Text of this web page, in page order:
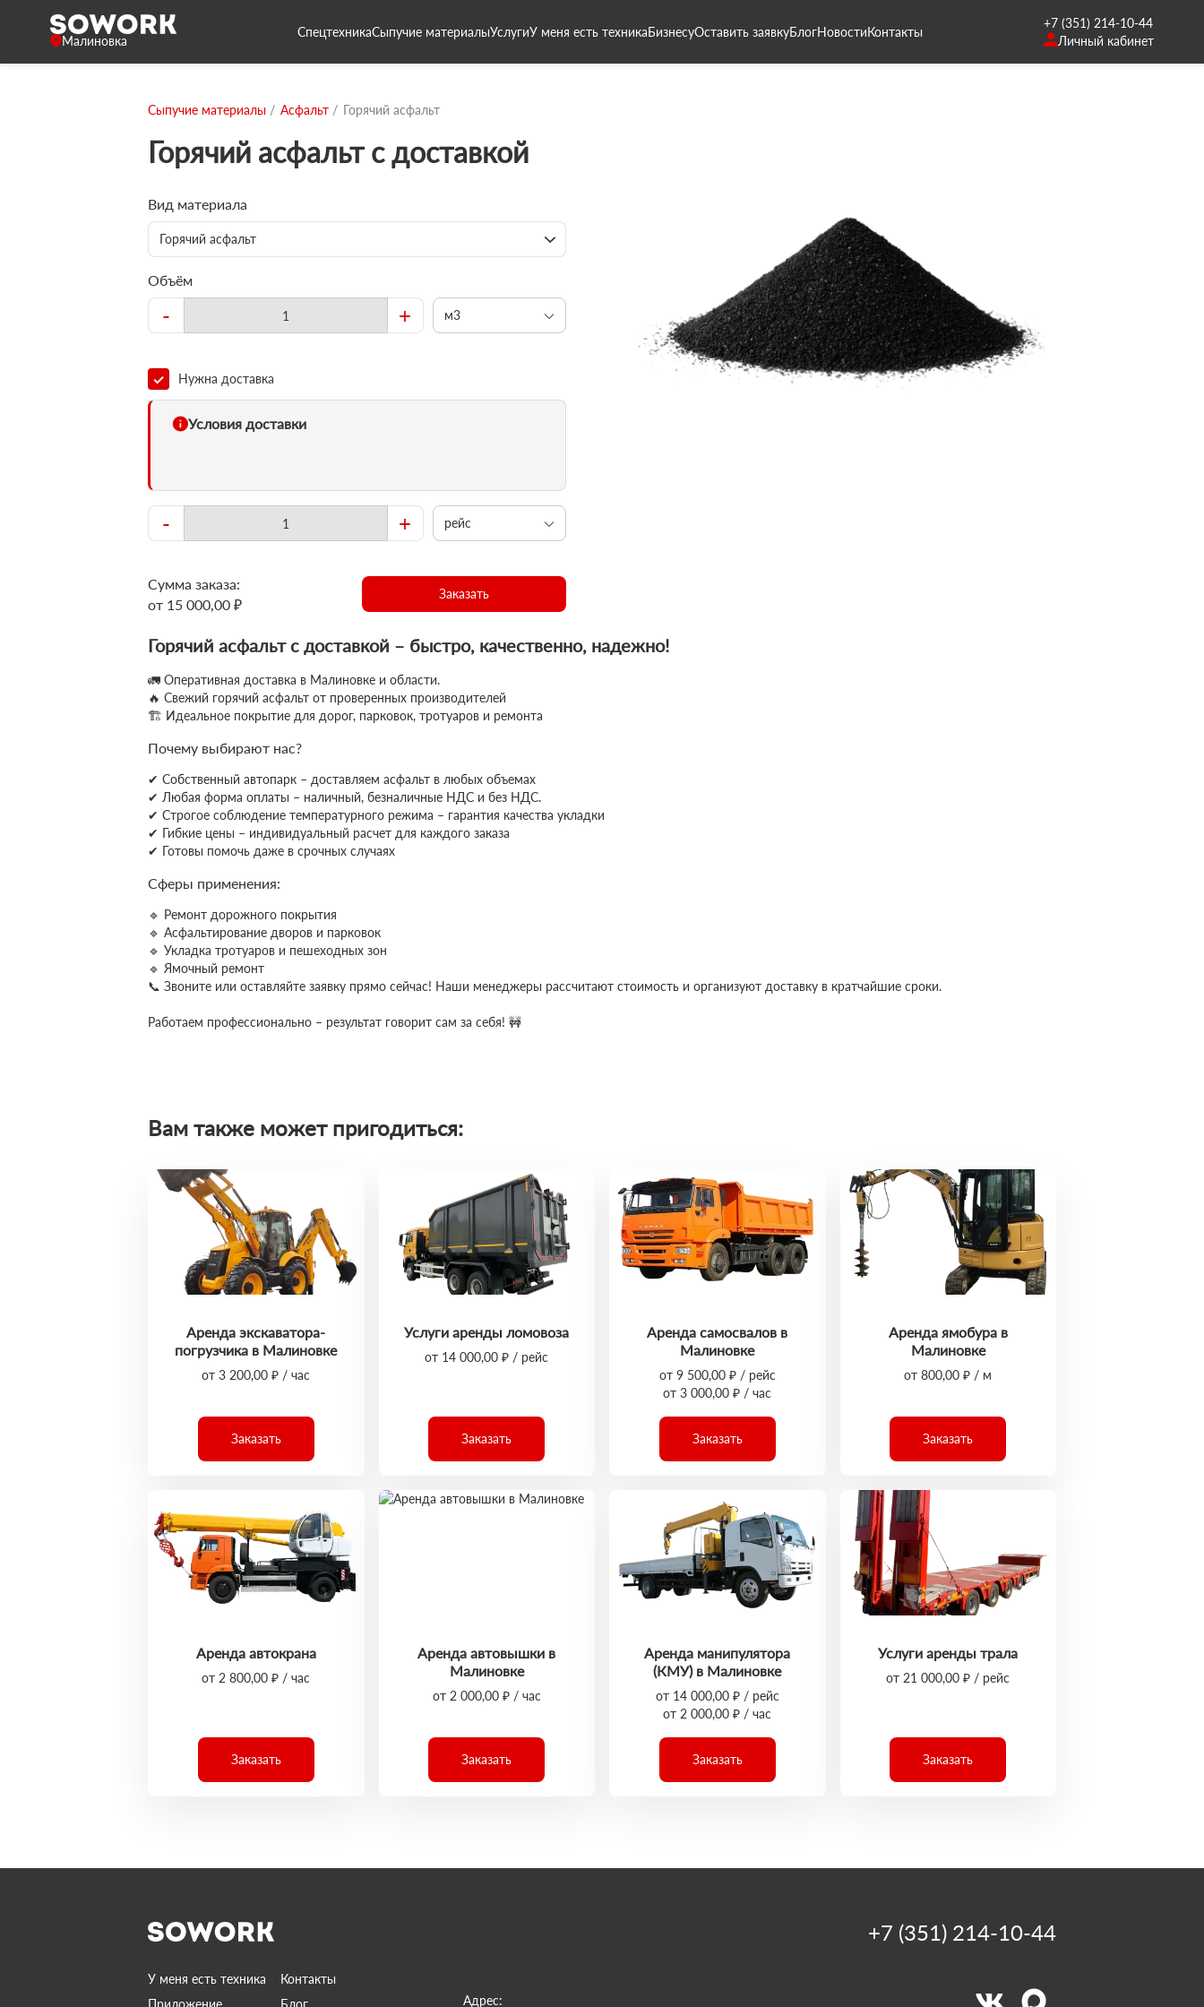
Малиновка
СпецтехникаСыпучие материалыУслугиУ меня есть техникаБизнесуОставить заявкуБлогНовостиКонтакты
+7 (351) 214-10-44
Личный кабинет
Сыпучие материалы Асфальт Горячий асфальт
Горячий асфальт с доставкой
Вид материала
Горячий асфальт
Объём
- + м3
Нужна доставка
Условия доставки
- + рейс
Сумма заказа:
от 15 000,00 ₽
Заказать
Горячий асфальт с доставкой – быстро, качественно, надежно!
🚛 Оперативная доставка в Малиновке и области.
🔥 Свежий горячий асфальт от проверенных производителей
🏗 Идеальное покрытие для дорог, парковок, тротуаров и ремонта
Почему выбирают нас?
✔ Собственный автопарк – доставляем асфальт в любых объемах
✔ Любая форма оплаты – наличный, безналичные НДС и без НДС.
✔ Строгое соблюдение температурного режима – гарантия качества укладки
✔ Гибкие цены – индивидуальный расчет для каждого заказа
✔ Готовы помочь даже в срочных случаях
Сферы применения:
🔹 Ремонт дорожного покрытия
🔹 Асфальтирование дворов и парковок
🔹 Укладка тротуаров и пешеходных зон
🔹 Ямочный ремонт
📞 Звоните или оставляйте заявку прямо сейчас! Наши менеджеры рассчитают стоимость и организуют доставку в кратчайшие сроки.
Работаем профессионально – результат говорит сам за себя! 🚧
Вам также может пригодиться:
Аренда экскаватора-
погрузчика в Малиновке
от 3 200,00 ₽ / час
Заказать
Услуги аренды ломовоза
от 14 000,00 ₽ / рейс
Заказать
Аренда самосвалов в
Малиновке
от 9 500,00 ₽ / рейс
от 3 000,00 ₽ / час
Заказать
Аренда ямобура в
Малиновке
от 800,00 ₽ / м
Заказать
Аренда автокрана
от 2 800,00 ₽ / час
Заказать
Аренда автовышки в
Малиновке
от 2 000,00 ₽ / час
Заказать
Аренда манипулятора
(КМУ) в Малиновке
от 14 000,00 ₽ / рейс
от 2 000,00 ₽ / час
Заказать
Услуги аренды трала
от 21 000,00 ₽ / рейс
Заказать
У меня есть техника
Контакты
Приложение
Блог Адрес:
+7 (351) 214-10-44